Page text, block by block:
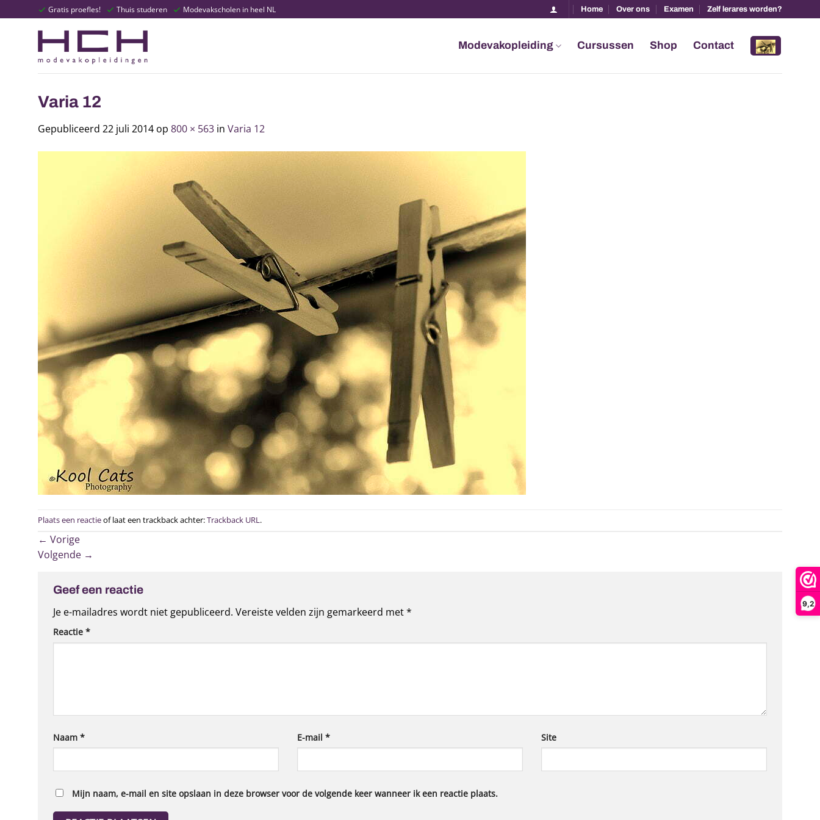
9,2
naar
Gratis proefles! Thuis studeren Modevakscholen in heel NL Home Over ons Examen Zelf lerares worden?
Modevakopleiding Cursussen Shop Contact
Varia 12
Gepubliceerd 22 juli 2014 op 800 × 563 in Varia 12
Plaats een reactieof laat een trackback achter:Trackback URL.
← Vorige
Volgende →
Geef een reactie
Je e-mailadres wordt niet gepubliceerd. Vereiste velden zijn gemarkeerd met*
Reactie *
Naam * E-mail * Site
Mijn naam, e-mail en site opslaan in deze browser voor de volgende keer wanneer ik een reactie plaats.